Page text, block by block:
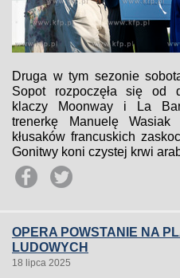
Druga w tym sezonie
Sopot rozpoczęła się od
klaczy Moonway i La
trenerkę Manuelę
kłusaków francuskich
Gonitwy koni czystej krwi
OPERA POWSTANIE NA
LUDOWYCH
18 lipca 2025